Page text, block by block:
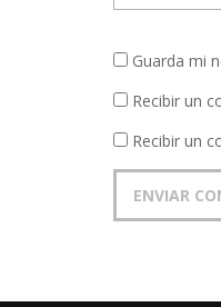
Guarda mi
Recibir un
Recibir un